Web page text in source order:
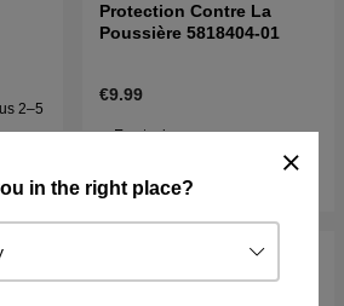
in the right place?
2–5
Protection Contre La
Poussière 5818404-01
€9.99
En stock